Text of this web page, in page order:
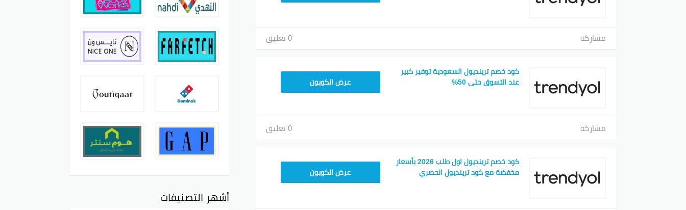
مشاركة 0 تعليق
كود خصم ترينديول السعودية توفير كبير
عند التسوق حتى 50%
عرض الكوبون
مشاركة 0 تعليق
كود خصم ترينديول اول طلب 2026 بأسعار
مخفضة مع كود ترينديول الحصري
عرض الكوبون
أشهر التصنيفات